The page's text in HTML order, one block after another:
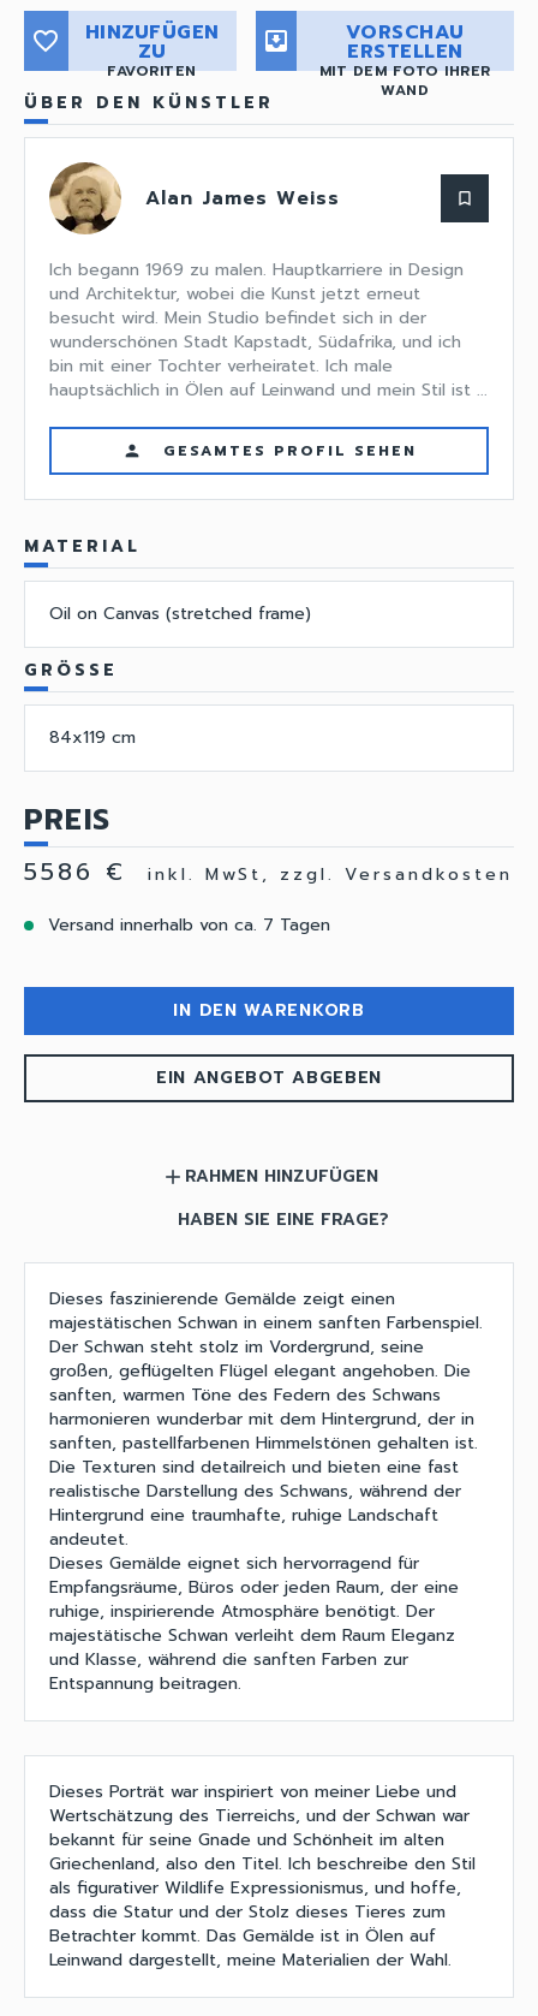
favorite_border HINZUFÜGEN
ZU
FAVORITEN
move_to_inbox VORSCHAU
ERSTELLEN
MIT DEM FOTO IHRER
WAND
ÜBER DEN KÜNSTLER
Alan James Weiss bookmark_border
Ich begann 1969 zu malen. Hauptkarriere in Design
und Architektur, wobei die Kunst jetzt erneut
besucht wird. Mein Studio befindet sich in der
wunderschönen Stadt Kapstadt, Südafrika, und ich
bin mit einer Tochter verheiratet. Ich male
hauptsächlich in Ölen auf Leinwand und mein Stil ist ...
person GESAMTES PROFIL SEHEN
MATERIAL
Oil on Canvas (stretched frame)
GRÖSSE
84x119 cm
PREIS
5586 €
inkl. MwSt, zzgl. Versandkosten
Versand innerhalb von ca. 7 Tagen
IN DEN WARENKORB
EIN ANGEBOT ABGEBEN
add RAHMEN HINZUFÜGEN
HABEN SIE EINE FRAGE?
Dieses faszinierende Gemälde zeigt einen
majestätischen Schwan in einem sanften Farbenspiel.
Der Schwan steht stolz im Vordergrund, seine
großen, geflügelten Flügel elegant angehoben. Die
sanften, warmen Töne des Federn des Schwans
harmonieren wunderbar mit dem Hintergrund, der in
sanften, pastellfarbenen Himmelstönen gehalten ist.
Die Texturen sind detailreich und bieten eine fast
realistische Darstellung des Schwans, während der
Hintergrund eine traumhafte, ruhige Landschaft
andeutet.
Dieses Gemälde eignet sich hervorragend für
Empfangsräume, Büros oder jeden Raum, der eine
ruhige, inspirierende Atmosphäre benötigt. Der
majestätische Schwan verleiht dem Raum Eleganz
und Klasse, während die sanften Farben zur
Entspannung beitragen.
Dieses Porträt war inspiriert von meiner Liebe und
Wertschätzung des Tierreichs, und der Schwan war
bekannt für seine Gnade und Schönheit im alten
Griechenland, also den Titel. Ich beschreibe den Stil
als figurativer Wildlife Expressionismus, und hoffe,
dass die Statur und der Stolz dieses Tieres zum
Betrachter kommt. Das Gemälde ist in Ölen auf
Leinwand dargestellt, meine Materialien der Wahl.